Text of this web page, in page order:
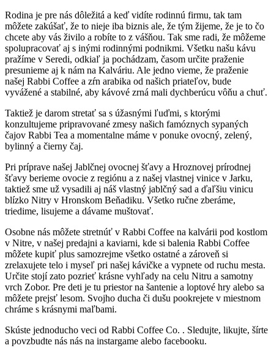
Rodina je pre nás dôležitá a keď vidíte rodinnú firmu, tak tam
môžete zakúšať, že to nieje iba biznis ale, že tým žijeme, že je to čo
chcete aby vás živilo a robíte to z vášňou. Tak sme radi, že môžeme
spolupracovať aj s inými rodinnými podnikmi. Všetku našu kávu
pražíme v Seredi, odkiaľ ja pochádzam, časom určite praženie
presunieme aj k nám na Kalváriu. Ale jedno vieme, že praženie
našej Rabbi Coffee a zŕn arabika od našich priateľov, bude
vyvážené a stabilné, aby kávové zrná mali dychberúcu vôňu a chuť.
Taktiež je darom stretať sa s úžasnými ľuďmi, s ktorými
konzultujeme pripravované zmesy našich famóznych sypaných
čajov Rabbi Tea a momentalne máme v ponuke ovocný, zelený,
bylinný a čierny čaj.
Pri príprave našej Jablčnej ovocnej šťavy a Hroznovej prírodnej
šťavy berieme ovocie z regiónu a z našej vlastnej vinice v Jarku,
taktiež sme už vysadili aj náš vlastný jablčný sad a ďaľšiu vinicu
blízko Nitry v Hronskom Beňadiku. Všetko ručne zberáme,
triedime, lisujeme a dávame muštovať.
Osobne nás môžete stretnúť v Rabbi Coffee na kalvárii pod kostlom
v Nitre, v našej predajni a kaviarni, kde si balenia Rabbi Coffee
môžete kupiť plus samozrejme všetko ostatné a zároveň si
zrelaxujete telo i myseľ pri našej kávičke a vypnete od ruchu mesta.
Určite stojí zato pozrieť krásne vyhľady na celu Nitru a samotny
vrch Zobor. Pre deti je tu priestor na šantenie a loptové hry alebo sa
môžete prejsť lesom. Svojho ducha či dušu pookrejete v miestnom
chráme s krásnymi maľbami.
Skúste jednoducho veci od Rabbi Coffee Co. . Sledujte, likujte, šírte
a povzbudte nás nás na instargame alebo facebooku.